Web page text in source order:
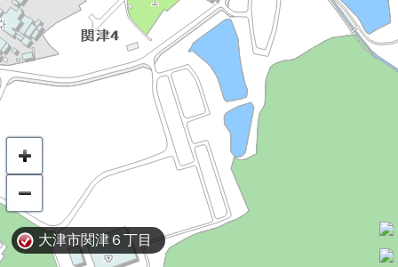
大津市関津６丁目